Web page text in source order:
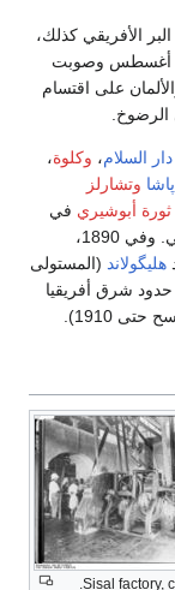
الأفريقي كذلك،
سفن حربية، وصلت في 7 أغسطس وصوبت
على اقتسام
السلام،وكلوة،
وتشارلز
أبوشيري في
1888 وأُخمدت (بمساعدة بريطانيا) في العام التالي. وفي 1890،
(المستولى
شرق أفريقيا
1910).
Sisal